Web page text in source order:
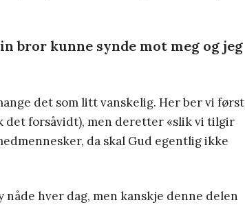
bror kunne synde mot meg og jeg
det som litt vanskelig. Her ber vi først
det forsåvidt), men deretter «slik vi tilgir
da skal Gud egentlig ikke
hver dag, men kanskje denne delen